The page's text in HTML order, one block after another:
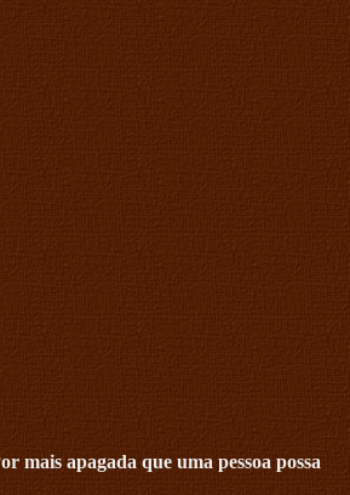
mais apagada que uma pessoa possa